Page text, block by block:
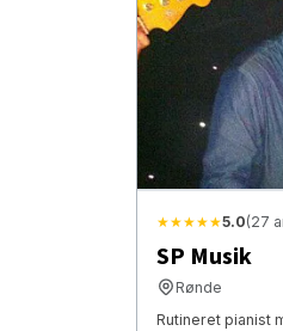
★★★★★5.0(27
SP Musik
Rønde
Rutineret pianist